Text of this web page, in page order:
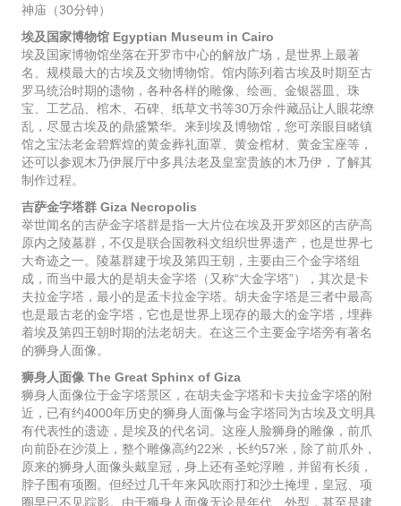
神庙（30分钟）
埃及国家博物馆 Egyptian Museum in Cairo
埃及国家博物馆坐落在开罗市中心的解放广场，是世界上最著
名、规模最大的古埃及文物博物馆。馆内陈列着古埃及时期至古
罗马统治时期的遗物，各种各样的雕像、绘画、金银器皿、珠
宝、工艺品、棺木、石碑、纸草文书等30万余件藏品让人眼花缭
乱，尽显古埃及的鼎盛繁华。来到埃及博物馆，您可亲眼目睹镇
馆之宝法老金碧辉煌的黄金葬礼面罩、黄金棺材、黄金宝座等，
还可以参观木乃伊展厅中多具法老及皇室贵族的木乃伊，了解其
制作过程。
吉萨金字塔群 Giza Necropolis
举世闻名的吉萨金字塔群是指一大片位在埃及开罗郊区的吉萨高
原内之陵墓群，不仅是联合国教科文组织世界遗产，也是世界七
大奇迹之一。陵墓群建于埃及第四王朝，主要由三个金字塔组
成，而当中最大的是胡夫金字塔（又称“大金字塔”），其次是卡
夫拉金字塔，最小的是孟卡拉金字塔。胡夫金字塔是三者中最高
也是最古老的金字塔，它也是世界上现存的最大的金字塔，埋葬
着埃及第四王朝时期的法老胡夫。在这三个主要金字塔旁有著名
的狮身人面像。
狮身人面像 The Great Sphinx of Giza
狮身人面像位于金字塔景区，在胡夫金字塔和卡夫拉金字塔的附
近，已有约4000年历史的狮身人面像与金字塔同为古埃及文明具
有代表性的遗迹，是埃及的代名词。这座人脸狮身的雕像，前爪
向前卧在沙漠上，整个雕像高约22米，长约57米，除了前爪外，
原来的狮身人面像头戴皇冠，身上还有圣蛇浮雕，并留有长须，
脖子围有项圈。但经过几千年来风吹雨打和沙土掩埋，皇冠、项
圈早已不见踪影。由于狮身人面像无论是年代、外型，甚至是建